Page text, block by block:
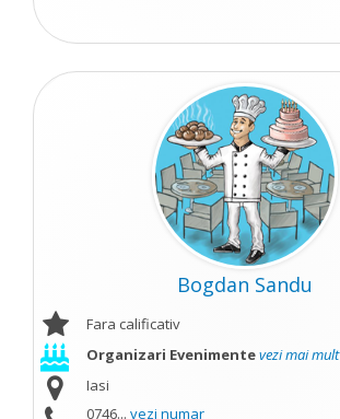
Bogdan Sandu
Fara calificativ
Organizari Evenimentevezi mai mult
Iasi
0746... vezi numar